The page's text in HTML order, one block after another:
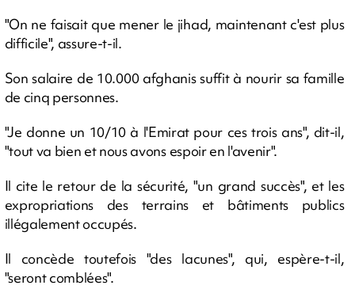
"On ne faisait que mener le jihad, maintenant c'est plus
difficile", assure-t-il.
Son salaire de 10.000 afghanis suffit à nourir sa famille
de cinq personnes.
"Je donne un 10/10 à l'Emirat pour ces trois ans", dit-il,
"tout va bien et nous avons espoir en l'avenir".
Il cite le retour de la sécurité, "un grand succès", et les
expropriations des terrains et bâtiments publics
illégalement occupés.
Il concède toutefois "des lacunes", qui, espère-t-il,
"seront comblées".